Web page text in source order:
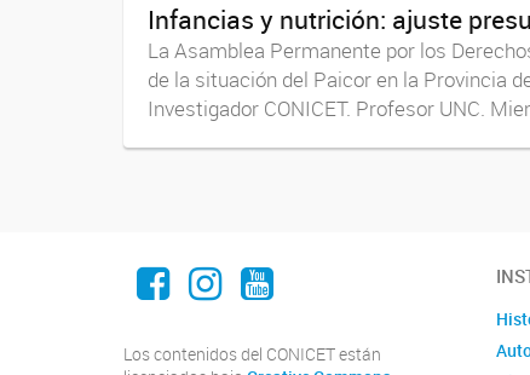
Infancias y nutrición: ajuste
La Asamblea Permanente por los
de la situación del Paicor en la Provincia
Investigador CONICET. Profesor UNC.
Facebook
Instagram
Youtube
Los contenidos del CONICET están